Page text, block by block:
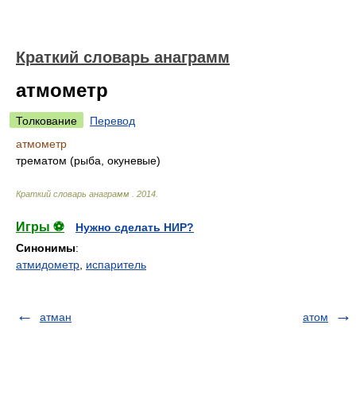
Краткий словарь анаграмм
атмометр
Толкование
Перевод
атмометр
трематом (рыба, окуневые)
Краткий словарь анаграмм 2014
Игры ⚽
Нужно сделать НИР?
Синонимы:
атмидометр испаритель
атман атом